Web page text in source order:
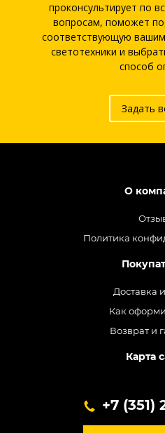
проконсультирует по
вопросам, поможет
соответствующую
светотехники и
способ
Задать
О
Политика
Доставка
Как
Возврат и
Карта
+7 (351)